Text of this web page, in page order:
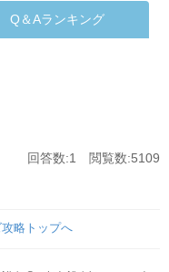
Q＆Aランキング
回答数:1 閲覧数:5109
略トップへ